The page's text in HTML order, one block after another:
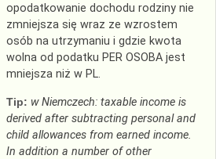
opodatkowanie dochodu rodziny nie
zmniejsza się wraz ze wzrostem
osób na utrzymaniu i gdzie kwota
wolna od podatku PER OSOBA jest
mniejsza niż w PL.
Tip: w Niemczech: taxable income is
derived after subtracting personal and
child allowances from earned income.
In addition a number of other